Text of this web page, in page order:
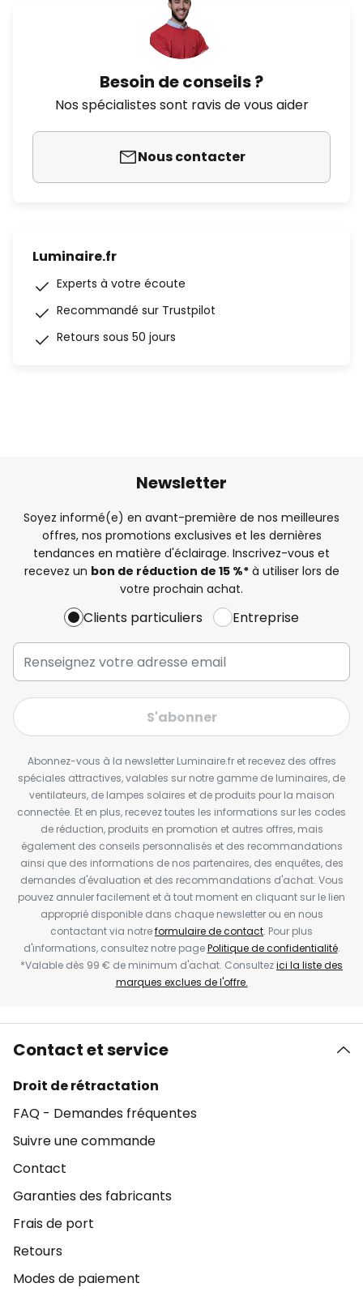
Besoin de conseils ?
Nos spécialistes sont ravis de vous aider
Nous contacter
Luminaire.fr
Experts à votre écoute
Recommandé sur Trustpilot
Retours sous 50 jours
Newsletter
Soyez informé(e) en avant-première de nos meilleures
offres, nos promotions exclusives et les dernières
tendances en matière d'éclairage. Inscrivez-vous et
recevez un bon de réduction de 15 %*à utiliser lors de
votre prochain achat.
Clients particuliers Entreprise
S'abonner
Abonnez-vous à la newsletter Luminaire.fr et recevez des offres
spéciales attractives, valables sur notre gamme de luminaires, de
ventilateurs, de lampes solaires et de produits pour la maison
connectée. Et en plus, recevez toutes les informations sur les codes
de réduction, produits en promotion et autres offres, mais
également des conseils personnalisés et des recommandations
ainsi que des informations de nos partenaires, des enquêtes, des
demandes d'évaluation et des recommandations d'achat. Vous
pouvez annuler facilement et à tout moment en cliquant sur le lien
approprié disponible dans chaque newsletter ou en nous
contactant via notreformulaire de contact. Pour plus
d'informations, consultez notre pagePolitique de confidentialité.
*Valable dès 99 € de minimum d'achat. Consultezici la liste des
marques exclues de l'offre.
Contact et service
Droit de rétractation
FAQ - Demandes fréquentes
Suivre une commande
Contact
Garanties des fabricants
Frais de port
Retours
Modes de paiement